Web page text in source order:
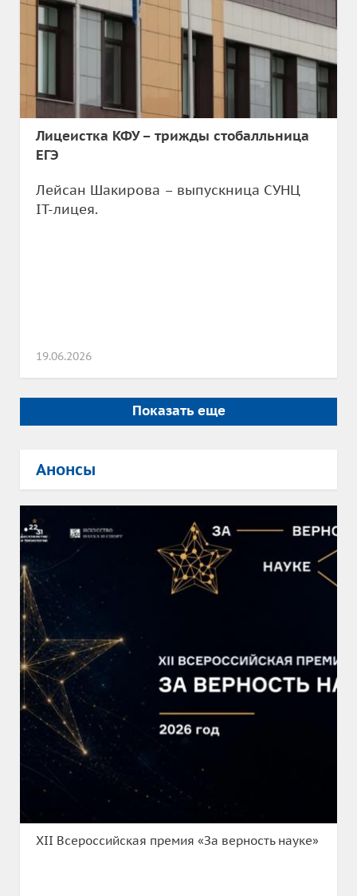
Лицеистка КФУ – трижды стобалльница
ЕГЭ
Лейсан Шакирова – выпускница СУНЦ
IT-лицея.
19.06.2026
Показать еще
Анонсы
XII Всероссийская премия «За верность науке»